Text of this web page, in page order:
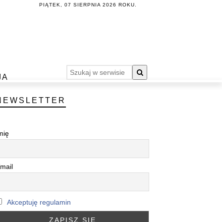
PIĄTEK, 07 SIERPNIA 2026 ROKU.
Akceptuję regulamin